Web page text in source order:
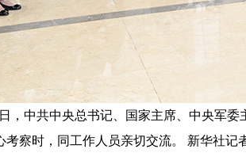
，中共中央总书记、国家主席、中央军
考察时，同工作人员亲切交流。 新华社记